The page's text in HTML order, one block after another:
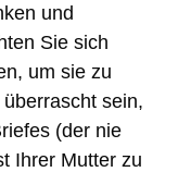
und
Sie sich
um sie zu
sein,
(der nie
Ihrer Mutter zu